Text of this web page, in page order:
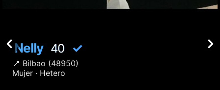
Nelly 40 ✓
📍 Bilbao (48950)
Mujer · Hetero